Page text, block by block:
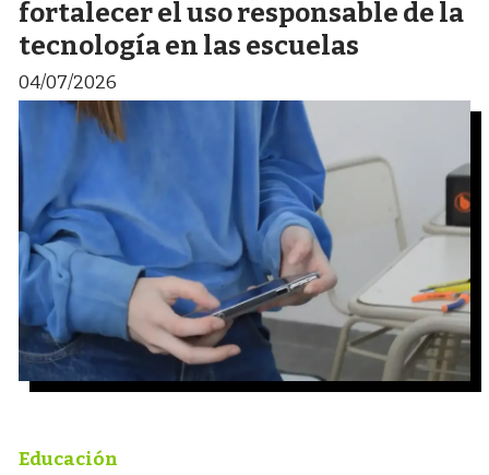
fortalecer el uso responsable de la
tecnología en las escuelas
04/07/2026
Educación